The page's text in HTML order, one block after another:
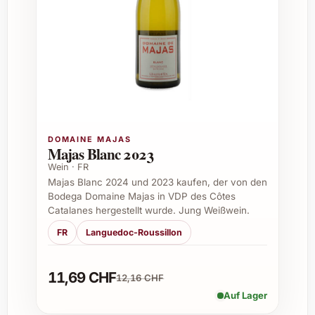
lang anhaltend
Alkoholgehalt:Circa 12,5 %
Perfekte Kombinationen und
hervorragend als Begleiter zu verschiedenen
Speisen und Anlässen:
Meeresfrüchte und Fischgerichte –
bringt die Frische und Aromen
wunderbar zur Geltung
Leichte Vorspeisen und Salate – ideal für
Sommerliche Gartenpartys oder
elegante Dinner – sorgt für ein
DOMAINE MAJAS
Majas Blanc 2023
Wein · FR
Majas Blanc 2024 und 2023 kaufen, der von den
Bodega Domaine Majas in VDP des Côtes
Catalanes hergestellt wurde. Jung Weißwein.
FR Languedoc-Roussillon
11,69 CHF12,16 CHF
Auf Lager